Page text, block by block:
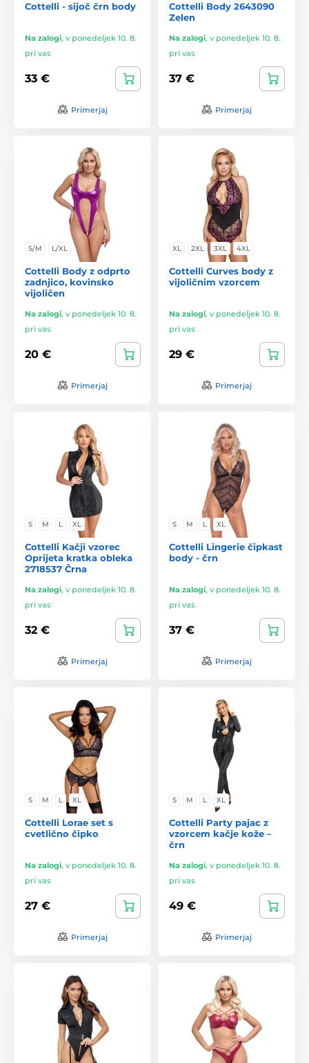
Cottelli - sijoč črn body
Na zalogi, v ponedeljek 10. 8.
pri vas
33 €
Primerjaj
Cottelli Body 2643090
Zelen
Na zalogi, v ponedeljek 10. 8.
pri vas
37 €
Primerjaj
S/M L/XL
Cottelli Body z odprto
zadnjico, kovinsko
vijoličen
Na zalogi, v ponedeljek 10. 8.
pri vas
20 €
Primerjaj
XL 2XL 3XL 4XL
Cottelli Curves body z
vijoličnim vzorcem
Na zalogi, v ponedeljek 10. 8.
pri vas
29 €
Primerjaj
S M L XL
Cottelli Kačji vzorec
Oprijeta kratka obleka
2718537 Črna
Na zalogi, v ponedeljek 10. 8.
pri vas
32 €
Primerjaj
S M L XL
Cottelli Lingerie čipkast
body - črn
Na zalogi, v ponedeljek 10. 8.
pri vas
37 €
Primerjaj
S M L XL
Cottelli Lorae set s
cvetlično čipko
Na zalogi, v ponedeljek 10. 8.
pri vas
27 €
Primerjaj
S M L XL
Cottelli Party pajac z
vzorcem kačje kože –
črn
Na zalogi, v ponedeljek 10. 8.
pri vas
49 €
Primerjaj